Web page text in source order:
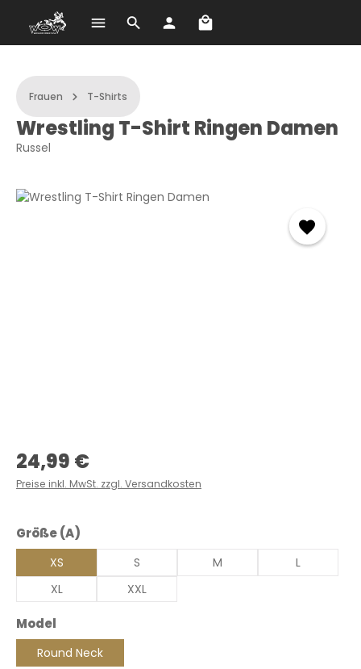
Zum Hauptinhalt springen Warenkorb enthält 0
Frauen T-Shirts
Wrestling T-Shirt Ringen Damen
Russel
Regulärer Preis:
24,99 €
Preise inkl. MwSt. zzgl. Versandkosten
Größe (A)
XS S M
L
XL
XXL
Model
Round Neck